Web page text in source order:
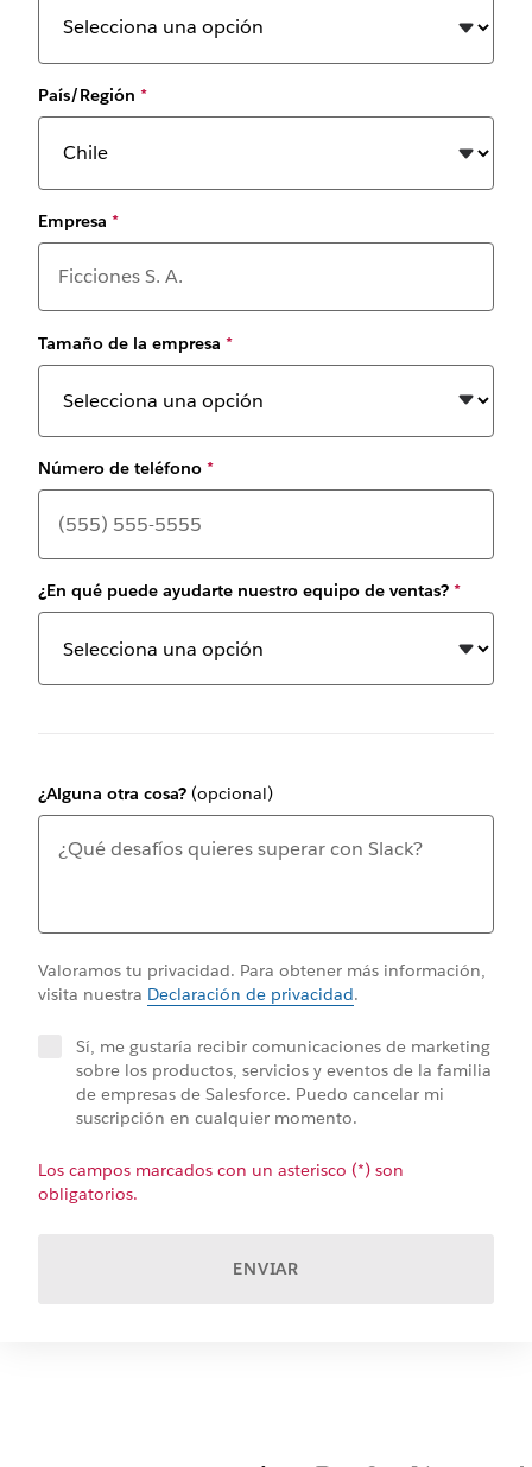
País/Región *
Empresa *
Tamaño de la empresa *
Número de teléfono *
¿En qué puede ayudarte nuestro equipo de ventas? *
¿Alguna otra cosa? (opcional)
Valoramos tu privacidad. Para obtener más información,
visita nuestra Declaración de privacidad.
Sí, me gustaría recibir comunicaciones de marketing
sobre los productos, servicios y eventos de la familia
de empresas de Salesforce. Puedo cancelar mi
suscripción en cualquier momento.
Los campos marcados con un asterisco (*) son
obligatorios.
ENVIAR